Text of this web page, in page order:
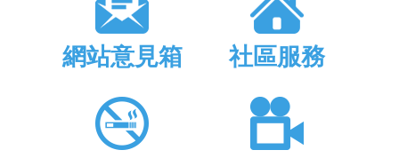
網站意見箱 社區服務